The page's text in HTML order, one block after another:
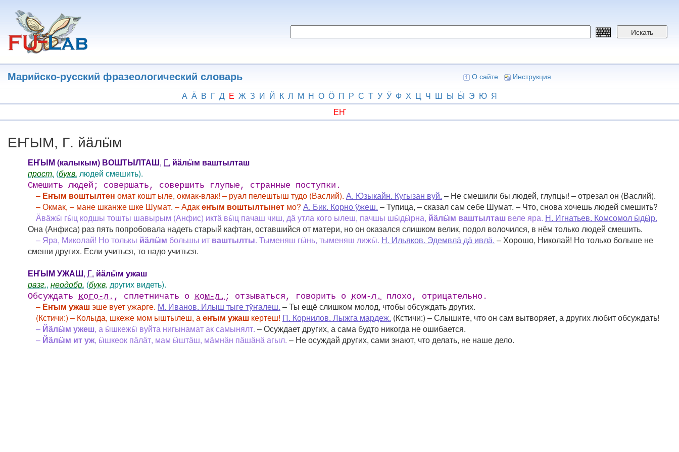
основному
содержанию
Искать
Марийско-русский фразеологический словарь О сайте Инструкция
А Ӓ В Г Д Е Ж З И Й К Л М Н О Ӧ П Р С Т У Ӱ Ф Х Ц Ч Ш Ы Ӹ Э Ю Я
ЕҤ
ЕҤЫМ, Г. йӓлӹм
ЕҤЫМ (калыкым) ВОШТЫЛТАШ, Г. йӓлӹм ваштылташ
прост. (букв. людей смешить).
Смешить людей; совершать, совершить глупые, странные поступки.
– Еҥым воштылтен омат кошт ыле, окмак-влак! – руал пелештыш тудо (Васлий). А. Юзыкайн. Кугызан вуй. – Не смешили бы людей, глупцы! – отрезал он (Васлий).
– Окмак, – мане шканже шке Шумат. – Адакеҥым воштылтынет мо? А. Бик. Корно ӱжеш. – Тупица, – сказал сам себе Шумат. – Что, снова хочешь людей смешить?
Ӓвӓжӹ гӹц кодшы тошты шавырым (Анфис) иктӓ вӹц пачаш чиш, дӓ утла кого ылеш, пачшы шӹдӹрна, йӓлӹм ваштылташ веле яра. Н. Игнатьев. Комсомол ӹдӹр.
Она (Анфиса) раз пять попробовала надеть старый кафтан, оставшийся от матери, но он оказался слишком велик, подол волочился, в нём только людей смешить.
– Яра, Миколай! Но толькы йӓлӹм большы ит ваштылты. Тыменяш гӹнь, тыменяш лижӹ. Н. Ильяков. Эдемвлӓ дӓ ивлӓ. – Хорошо, Николай! Но только больше не
смеши других. Если учиться, то надо учиться.
ЕҤЫМ УЖАШ, Г. йӓлӹм ужаш
разг., неодобр. (букв. других видеть).
Обсуждать кого-л. , сплетничать о ком-л.; отзываться, говорить о ком-л. плохо, отрицательно.
– Еҥым ужашэше вует ужарге. М. Иванов. Илыш тыге тÿҥалеш. – Ты ещё слишком молод, чтобы обсуждать других.
(Кстичи:) – Колыда, шкеже мом ыштылеш, аеҥым ужаш кертеш! П. Корнилов. Лыжга мардеж. (Кстичи:) – Слышите, что он сам вытворяет, а других любит обсуждать!
– Йӓлӹм ужеш, а ӹшкежӹ вуйта нигынамат ак самынялт. – Осуждает других, а сама будто никогда не ошибается.
– Йӓлӹм ит уж, ӹшкеок пӓлӓт, мам ӹштӓш, мӓмнӓн пӓшӓнӓ агыл. – Не осуждай других, сами знают, что делать, не наше дело.